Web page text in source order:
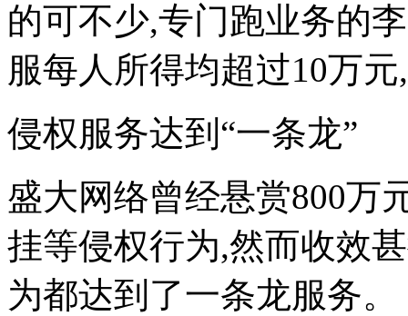
的可不少,专门跑业务的
服每人所得均超过10万
侵权服务达到“一条龙”
盛大网络曾经悬赏800万
挂等侵权行为,然而收效
为都达到了一条龙服务。